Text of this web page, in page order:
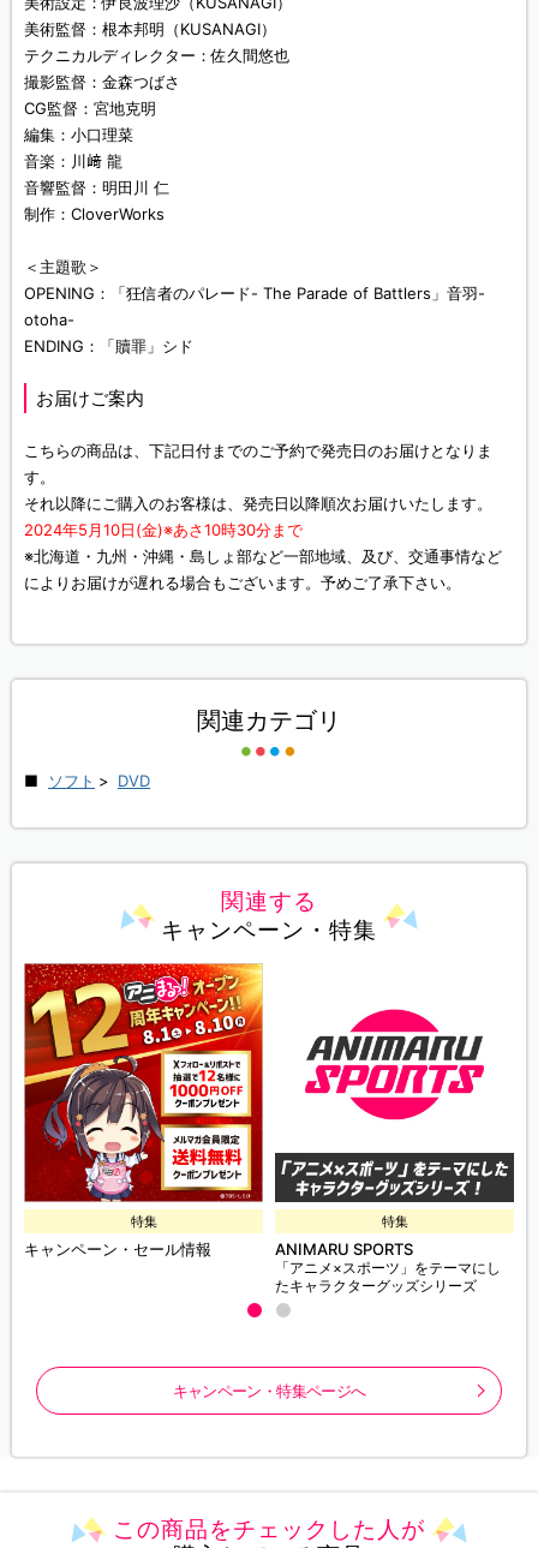
美術監督：根本邦明（KUSANAGI）
テクニカルディレクター：佐久間悠也
撮影監督：金森つばさ
CG監督：宮地克明
編集：小口理菜
音楽：川﨑 龍
音響監督：明田川 仁
制作：CloverWorks
＜主題歌＞
OPENING：「狂信者のパレード- The Parade of Battlers」音羽-
otoha-
ENDING：「贖罪」シド
お届けご案内
こちらの商品は、下記日付までのご予約で発売日のお届けとなりま
す。
それ以降にご購入のお客様は、発売日以降順次お届けいたします。
2024年5月10日(金)※あさ10時30分まで
※北海道・九州・沖縄・島しょ部など一部地域、及び、交通事情など
によりお届けが遅れる場合もございます。予めご了承下さい。
関連カテゴリ
ソフト > DVD
関連する
キャンペーン・特集
特集
キャンペーン・セール情報
特集
ANIMARU SPORTS
「アニメ×スポーツ」をテーマにし
たキャラクターグッズシリーズ
キャンペーン・特集ページへ
この商品をチェックした人が